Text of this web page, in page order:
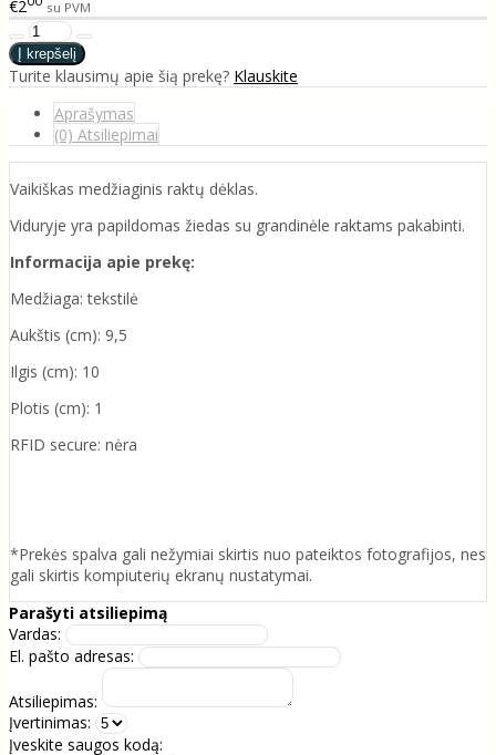
€2 su PVM
Turite klausimų apie šią prekę? Klauskite
Aprašymas
(0) Atsiliepimai
Vaikiškas medžiaginis raktų dėklas.
Viduryje yra papildomas žiedas su grandinėle raktams pakabinti.
Informacija apie prekę:
Medžiaga: tekstilė
Aukštis (cm): 9,5
Ilgis (cm): 10
Plotis (cm): 1
RFID secure: nėra
*Prekės spalva gali nežymiai skirtis nuo pateiktos fotografijos, nes
gali skirtis kompiuterių ekranų nustatymai.
Parašyti atsiliepimą
Vardas:
El. pašto adresas:
Atsiliepimas:
Įvertinimas:
Įveskite saugos kodą: